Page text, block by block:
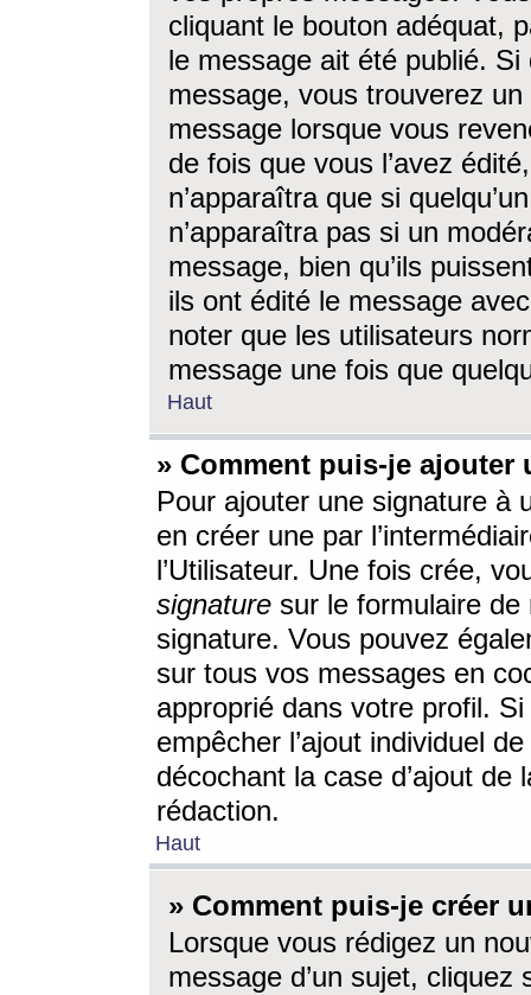
cliquant le bouton adéquat,
le message ait été publié. Si
message, vous trouverez
message lorsque vous
de fois que vous l’avez
n’apparaîtra que si
n’apparaîtra pas si un
message, bien qu’ils
ils ont édité le message
noter que les utilisateurs
message une fois que
Haut
» Comment puis-je ajouter
Pour ajouter une signature à
en créer une par
l’Utilisateur. Une fois crée,
signature sur le formulaire de
signature. Vous pouvez
sur tous vos messages en
approprié dans votre profil.
empêcher l’ajout individuel
décochant la case d’ajout
rédaction.
Haut
» Comment puis-je créer
Lorsque vous rédigez un
message d’un sujet, cliquez